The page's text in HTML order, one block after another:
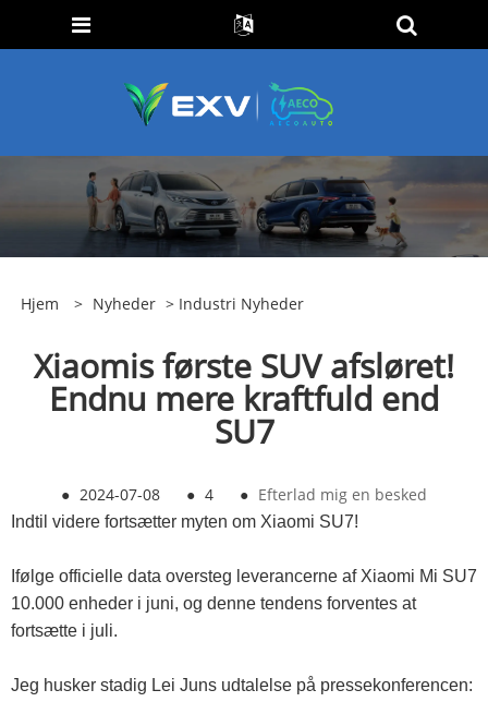
Hjem > Nyheder > Industri Nyheder
Xiaomis første SUV afsløret!
Endnu mere kraftfuld end
SU7
● 2024-07-08 ● 4 ● Efterlad mig en besked
Indtil videre fortsætter myten om Xiaomi SU7!
Ifølge officielle data oversteg leverancerne af Xiaomi Mi SU7
10.000 enheder i juni, og denne tendens forventes at
fortsætte i juli.
Jeg husker stadig Lei Juns udtalelse på pressekonferencen: